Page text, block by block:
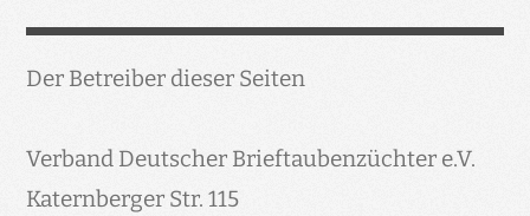
Der Betreiber dieser Seiten
Verband Deutscher Brieftaubenzüchter e.V.
Katernberger Str. 115